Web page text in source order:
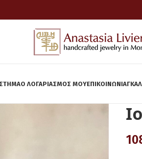
Ο ΛΟΓΑΡΙΑΣΜΌΣ ΜΟΥΕΠΙΚΟΙΝΩΝΊΑ